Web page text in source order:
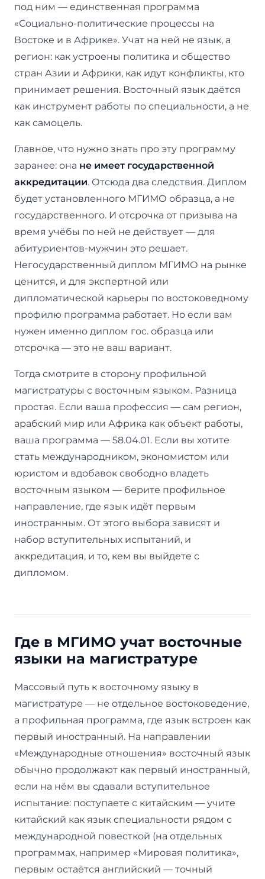
под ним — единственная программа
«Социально-политические процессы на
Востоке и в Африке». Учат на ней не язык, а
регион: как устроены политика и общество
стран Азии и Африки, как идут конфликты, кто
принимает решения. Восточный язык даётся
как инструмент работы по специальности, а не
как самоцель.
Главное, что нужно знать про эту программу
заранее: она не имеет государственной
аккредитации. Отсюда два следствия. Диплом
будет установленного МГИМО образца, а не
государственного. И отсрочка от призыва на
время учёбы по ней не действует — для
абитуриентов-мужчин это решает.
Негосударственный диплом МГИМО на рынке
ценится, и для экспертной или
дипломатической карьеры по востоковедному
профилю программа работает. Но если вам
нужен именно диплом гос. образца или
отсрочка — это не ваш вариант.
Тогда смотрите в сторону профильной
магистратуры с восточным языком. Разница
простая. Если ваша профессия — сам регион,
арабский мир или Африка как объект работы,
ваша программа — 58.04.01. Если вы хотите
стать международником, экономистом или
юристом и вдобавок свободно владеть
восточным языком — берите профильное
направление, где язык идёт первым
иностранным. От этого выбора зависят и
набор вступительных испытаний, и
аккредитация, и то, кем вы выйдете с
дипломом.
Где в МГИМО учат восточные
языки на магистратуре
Массовый путь к восточному языку в
магистратуре — не отдельное востоковедение,
а профильная программа, где язык встроен как
первый иностранный. На направлении
«Международные отношения» восточный язык
обычно продолжают как первый иностранный,
если на нём вы сдавали вступительное
испытание: поступаете с китайским — учите
китайский как язык специальности рядом с
международной повесткой (на отдельных
программах, например «Мировая политика»,
первым остаётся английский — точный